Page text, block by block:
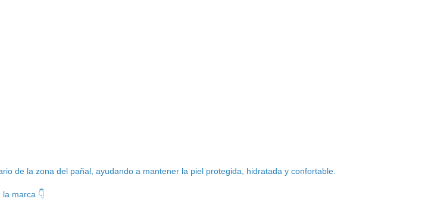
de la zona del pañal, ayudando a mantener la piel protegida, hidratada y confortable.
marca 👇